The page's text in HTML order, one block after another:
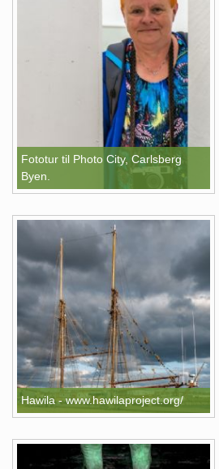
Fototur til Photo City, Carlsberg
Byen.
Hawila - www.hawilaproject.org/